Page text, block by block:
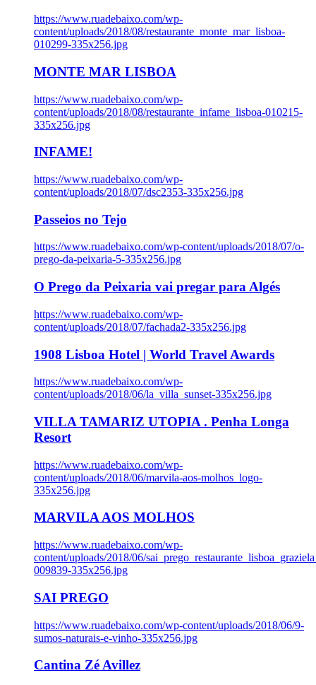
https://www.ruadebaixo.com/wp-
content/uploads/2018/08/restaurante_monte_mar_lisboa-
010299-335x256.jpg
MONTE MAR LISBOA
https://www.ruadebaixo.com/wp-
content/uploads/2018/08/restaurante_infame_lisboa-010215-
335x256.jpg
INFAME!
https://www.ruadebaixo.com/wp-
content/uploads/2018/07/dsc2353-335x256.jpg
Passeios no Tejo
https://www.ruadebaixo.com/wp-content/uploads/2018/07/o-
prego-da-peixaria-5-335x256.jpg
O Prego da Peixaria vai pregar para Algés
https://www.ruadebaixo.com/wp-
content/uploads/2018/07/fachada2-335x256.jpg
1908 Lisboa Hotel | World Travel Awards
https://www.ruadebaixo.com/wp-
content/uploads/2018/06/la_villa_sunset-335x256.jpg
VILLA TAMARIZ UTOPIA . Penha Longa
Resort
https://www.ruadebaixo.com/wp-
content/uploads/2018/06/marvila-aos-molhos_logo-
335x256.jpg
MARVILA AOS MOLHOS
https://www.ruadebaixo.com/wp-
content/uploads/2018/06/
009839-335x256.jpg
SAI PREGO
https://www.ruadebaixo.com/wp-content/uploads/2018/06/9-
sumos-naturais-e-vinho-335x256.jpg
Cantina Zé Avillez